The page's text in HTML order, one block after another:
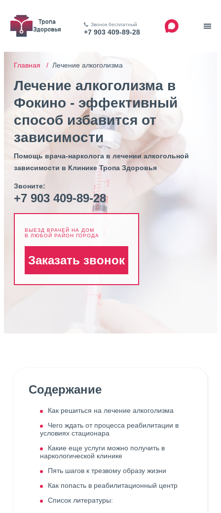
Звонок бесплатный
+7 903 409-89-28
Главная / Лечение алкоголизма
Лечение алкоголизма в
Фокино - эффективный
способ избавится от
зависимости
Помощь врача-нарколога в лечении алкогольной
зависимости в Клинике Тропа Здоровья
Звоните:
+7 903 409-89-28
ВЫЕЗД ВРАЧЕЙ НА ДОМ
В ЛЮБОЙ РАЙОН ГОРОДА
Заказать звонок
Содержание
Как решиться на лечение алкоголизма
Чего ждать от процесса реабилитации в
условиях стационара
Какие еще услуги можно получить в
наркологической клинике
Пять шагов к трезвому образу жизни
Как попасть в реабилитационный центр
Список литературы: